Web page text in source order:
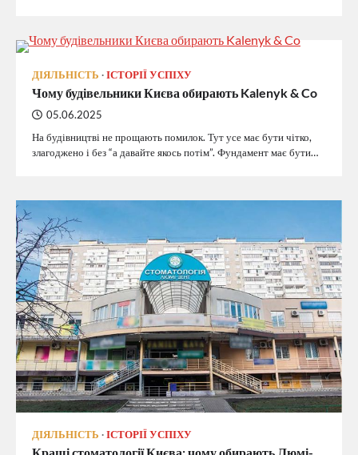
ДІЯЛЬНІСТЬ ІСТОРІЇ УСПІХУ
Чому будівельники Києва обирають Kalenyk & Co
05.06.2025
На будівництві не прощають помилок. Тут усе має бути чітко,
злагоджено і без “а давайте якось потім”. Фундамент має бути…
ДІЯЛЬНІСТЬ ІСТОРІЇ УСПІХУ